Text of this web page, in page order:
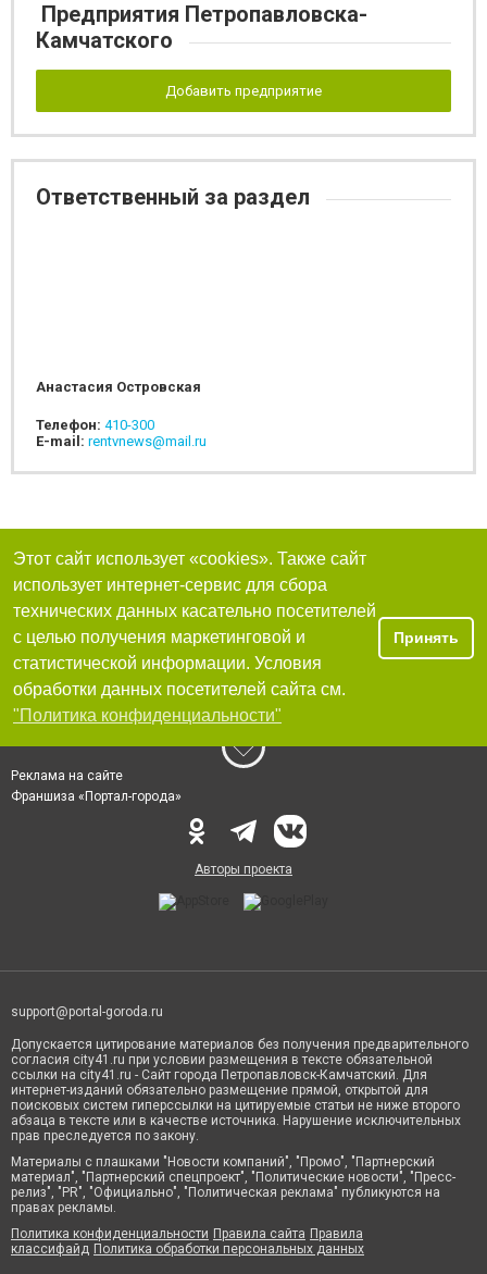
Предприятия Петропавловска-
Камчатского
Добавить предприятие
Ответственный за раздел
Анастасия Островская
Телефон: 410-300
E-mail: rentvnews@mail.ru
Этот сайт использует «cookies». Также сайт
использует интернет-сервис для сбора
технических данных касательно посетителей
с целью получения маркетинговой и
статистической информации. Условия
обработки данных посетителей сайта см.
"Политика конфиденциальности"
Принять
Реклама на сайте
Франшиза «Портал-города»
Авторы проекта
support@portal-goroda.ru
Допускается цитирование материалов без получения предварительного
согласия city41.ru при условии размещения в тексте обязательной
ссылки на city41.ru - Сайт города Петропавловск-Камчатский. Для
интернет-изданий обязательно размещение прямой, открытой для
поисковых систем гиперссылки на цитируемые статьи не ниже второго
абзаца в тексте или в качестве источника. Нарушение исключительных
прав преследуется по закону.
Материалы с плашками "Новости компаний", "Промо", "Партнерский
материал", "Партнерский спецпроект", "Политические новости", "Пресс-
релиз", "PR", "Официально", "Политическая реклама" публикуются на
правах рекламы.
Политика конфиденциальности Правила сайта Правила
классифайд Политика обработки персональных данных